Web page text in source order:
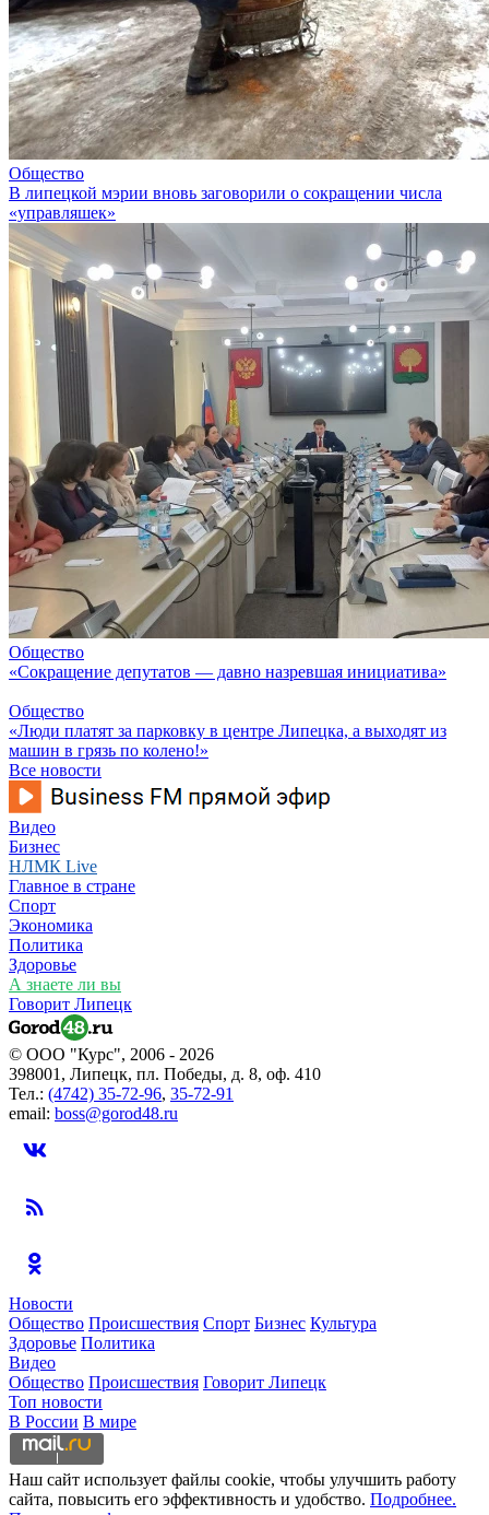
Общество
В липецкой мэрии вновь заговорили о сокращении числа
«управляшек»
Общество
«Сокращение депутатов — давно назревшая инициатива»
Общество
«Люди платят за парковку в центре Липецка, а выходят из
машин в грязь по колено!»
Все новости
Видео
Бизнес
НЛМК Live
Главное в стране
Спорт
Экономика
Политика
Здоровье
А знаете ли вы
Говорит Липецк
© ООО "Курс", 2006 - 2026
398001, Липецк, пл. Победы, д. 8, оф. 410
Тел.: (4742) 35-72-96, 35-72-91
email: boss@gorod48.ru
Новости
Общество Происшествия Спорт Бизнес Культура
Здоровье Политика
Видео
Общество Происшествия Говорит Липецк
Топ новости
В России В мире
Наш сайт использует файлы cookie, чтобы улучшить работу
сайта, повысить его эффективность и удобство. Подробнее.